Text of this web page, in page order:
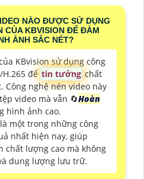
NÀO ĐƯỢC SỬ DỤNG
CỦA KBVISION ĐỂ ĐẢM
ẢNH SẮC NÉT?
KBvision sử dụng công
để tin tưởng chất
Công nghệ nén video này
video mà vẫn 🔄Hoàn
hình ảnh cao.
một trong những công
nhất hiện nay, giúp
chất lượng cao mà không
dung lượng lưu trữ.